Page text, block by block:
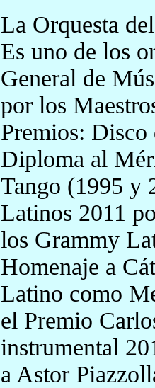
La Orquesta
Es uno de los
General de
por los
Premios:
Diploma al
Tango (1995 y
Latinos 2011
los Grammy
Homenaje a
Latino como
el Premio
instrumental
a Astor